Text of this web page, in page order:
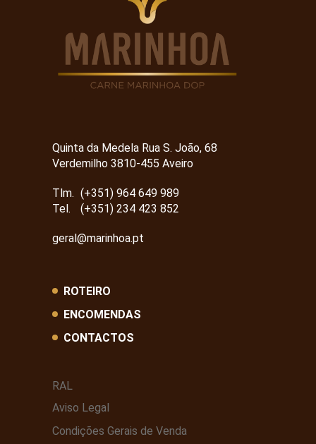
Quinta da Medela Rua S. João, 68
Verdemilho 3810-455 Aveiro
Tlm. (+351) 964 649 989
Tel.
(+351) 234 423 852
geral@marinhoa.pt
ROTEIRO
ENCOMENDAS
CONTACTOS
RAL
Aviso Legal
Condições Gerais de Venda